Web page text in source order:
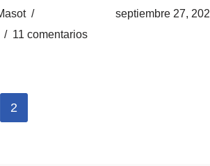
11 comentarios
septiembre 27,
2